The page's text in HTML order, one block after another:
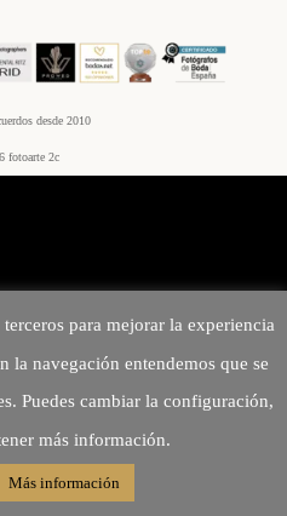
desde 2010
fotoarte 2c
para mejorar la experiencia
la navegación entendemos que se
Puedes cambiar la configuración,
más información.
Más información